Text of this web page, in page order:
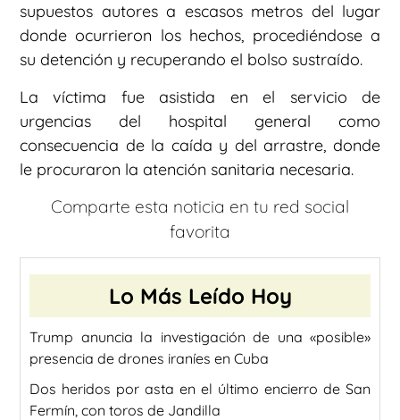
supuestos autores a escasos metros del lugar
donde ocurrieron los hechos, procediéndose a
su detención y recuperando el bolso sustraído.
La víctima fue asistida en el servicio de
urgencias del hospital general como
consecuencia de la caída y del arrastre, donde
le procuraron la atención sanitaria necesaria.
Comparte esta noticia en tu red social
favorita
Lo Más Leído Hoy
Trump anuncia la investigación de una «posible»
presencia de drones iraníes en Cuba
Dos heridos por asta en el último encierro de San
Fermín, con toros de Jandilla